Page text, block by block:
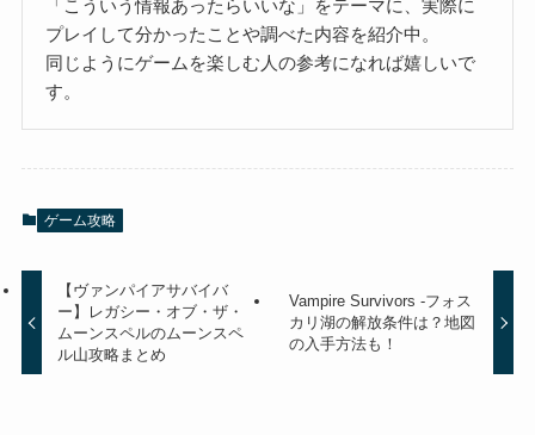
「こういう情報あったらいいな」をテーマに、実際に
プレイして分かったことや調べた内容を紹介中。
同じようにゲームを楽しむ人の参考になれば嬉しいで
す。
ゲーム攻略
【ヴァンパイアサバイバ
ー】レガシー・オブ・ザ・
ムーンスペルのムーンスペ
ル山攻略まとめ
Vampire Survivors -フォス
カリ湖の解放条件は？地図
の入手方法も！